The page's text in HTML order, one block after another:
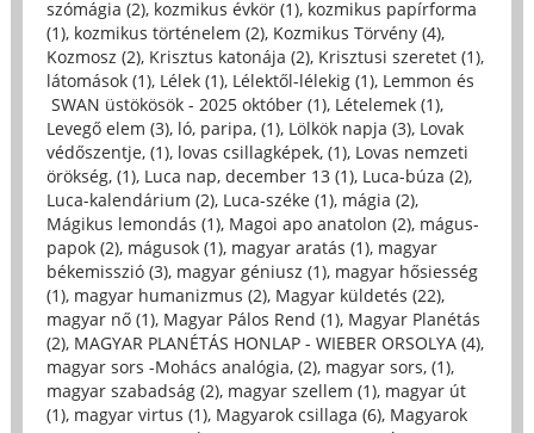
szómágia (2), kozmikus évkör (1), kozmikus papírforma
(1), kozmikus történelem (2), Kozmikus Törvény (4),
Kozmosz (2), Krisztus katonája (2), Krisztusi szeretet (1),
látomások (1), Lélek (1), Lélektől-lélekig (1), Lemmon és
SWAN üstökösök - 2025 október (1), Lételemek (1),
Levegő elem (3), ló, paripa, (1), Lölkök napja (3), Lovak
védőszentje, (1), lovas csillagképek, (1), Lovas nemzeti
örökség, (1), Luca nap, december 13 (1), Luca-búza (2),
Luca-kalendárium (2), Luca-széke (1), mágia (2),
Mágikus lemondás (1), Magoi apo anatolon (2), mágus-
papok (2), mágusok (1), magyar aratás (1), magyar
békemisszió (3), magyar géniusz (1), magyar hősiesség
(1), magyar humanizmus (2), Magyar küldetés (22),
magyar nő (1), Magyar Pálos Rend (1), Magyar Planétás
(2), MAGYAR PLANÉTÁS HONLAP - WIEBER ORSOLYA (4),
magyar sors -Mohács analógia, (2), magyar sors, (1),
magyar szabadság (2), magyar szellem (1), magyar út
(1), magyar virtus (1), Magyarok csillaga (6), Magyarok